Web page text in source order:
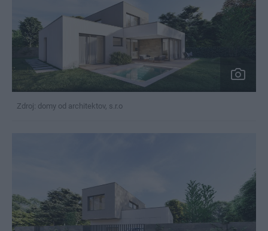
Zdroj: domy od architektov, s.r.o